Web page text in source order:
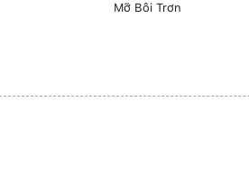
Mỡ Bôi Trơn